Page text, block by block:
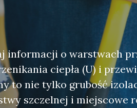
informacji o warstwach
ciepła (U) i
to nie tylko grubość
szczelnej i miejscowe